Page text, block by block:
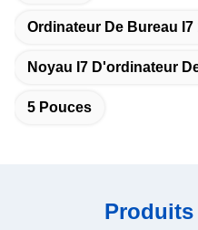
Ordinateur De Bureau I7
Noyau I7 D'ordinateur
5 Pouces
Produits